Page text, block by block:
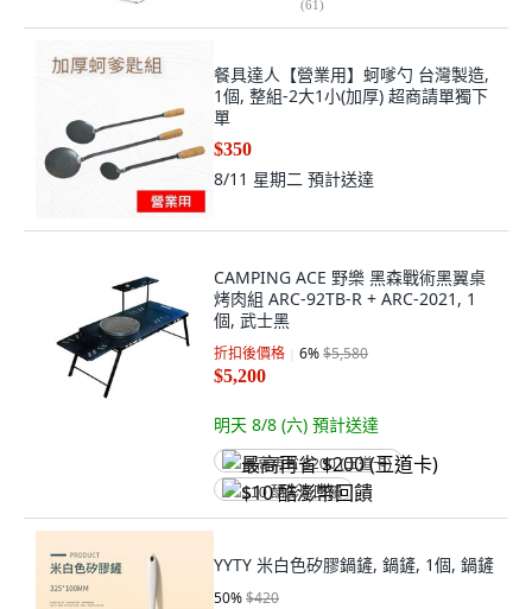
(61 )
餐具達人【營業用】蚵嗲勺 台灣製造,
1個, 整組-2大1小(加厚) 超商請單獨下
單
$350
8/11 星期二 預計送達
CAMPING ACE 野樂 黑森戰術黑翼桌
烤肉組 ARC-92TB-R + ARC-2021, 1
個, 武士黑
折扣後價格 6%$5,580
$5,200
明天 8/8 (六) 預計送達
最高再省 $200 (王道卡)
$10 酷澎幣回饋
YYTY 米白色矽膠鍋鏟, 鍋鏟, 1個, 鍋鏟
50%$420